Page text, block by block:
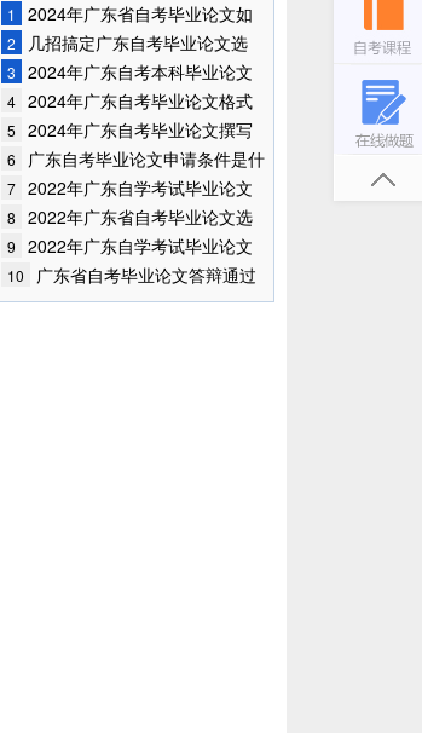
1
2024年广东省自考毕业论文如
何答辩?
2
几招搞定广东自考毕业论文选
题!
3
2024年广东自考本科毕业论文
怎么选题?
4 2024年广东自考毕业论文格式
要求
5
2024年广东自考毕业论文撰写
技巧
6
广东自考毕业论文申请条件是什
么？
7 2022年广东自学考试毕业论文
答辩技巧
8
2022年广东省自考毕业论文选
题怎么选？
9
2022年广东自学考试毕业论文
大纲怎么写？
10
广东省自考毕业论文答辩通过
率怎么样?